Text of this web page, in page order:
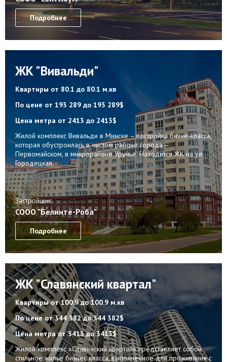
Подробнее
ЖК "Вивальди"
Квартиры от 80.1 до 80.1 м.кв
По цене от 193 289 до 193 289$
Цена метра от 2413 до 2413$
Жилой комплекс Вивальди в Минске – постройка бизне-класса,
которая обустроилась в чистом районе города –
Первомайском, в микрорайоне Уручье. Находится ЖК на ул.
Городецкая.
Застройщик:
СООО "Белинте-Роба"
Подробнее
ЖК "Славянский квартал"
Квартирыот 100.9 до 100.9 м.кв
По ценеот 344 382 до 344 382$
Цена метраот 3413 до 3413$
Жилой комплекс «Славянский квартал» представляет собой
стильное жилье бизнес класса, выполненное для проживания с